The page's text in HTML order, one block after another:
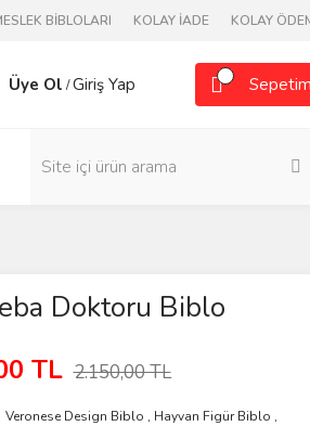
BİBLOLARI KOLAY İADE KOLAY
Üye Ol /Giriş Yap Sepetim
Doktoru Biblo
TL 2.150,00 TL
Veronese Design Biblo , Hayvan Figür Biblo ,